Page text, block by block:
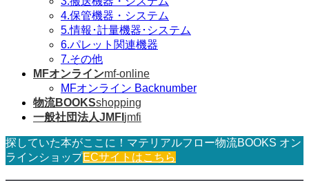
4.保管機器・システム
5.情報･計量機器･システム
6.パレット関連機器
7.その他
MFオンラインmf-online
MFオンライン Backnumber
物流BOOKSshopping
一般社団法人JMFI jmfi
探していた本がここに！マテリアルフロー物流BOOKS オン
ラインショップECサイトはこちら